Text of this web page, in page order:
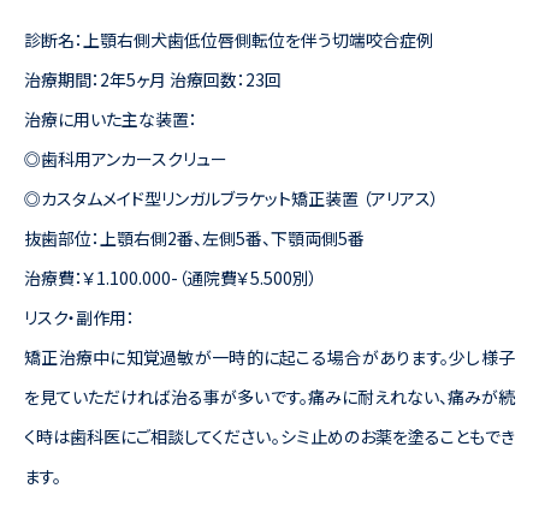
診断名：上顎右側犬歯低位唇側転位を伴う切端咬合症例
治療期間：2年5ヶ月 治療回数：23回
治療に用いた主な装置：
◎歯科用アンカースクリュー
◎カスタムメイド型リンガルブラケット矯正装置 （アリアス）
抜歯部位：上顎右側2番、左側5番、下顎両側5番
治療費：￥1.100.000-（通院費￥5.500別）
リスク・副作用：
矯正治療中に知覚過敏が一時的に起こる場合があります。少し様子
を見ていただければ治る事が多いです。痛みに耐えれない、痛みが続
く時は歯科医にご相談してください。シミ止めのお薬を塗ることもでき
ます。